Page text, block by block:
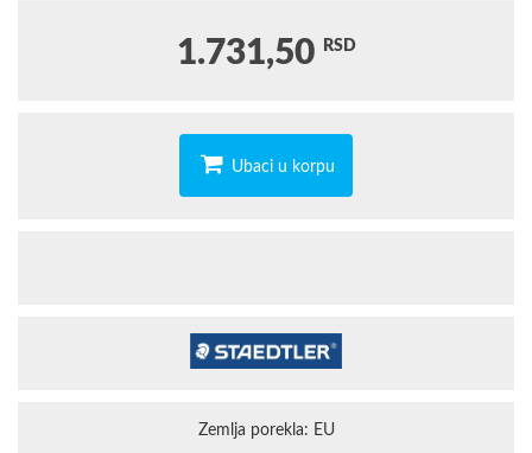
1.731,50 RSD
Ubaci u korpu
Zemlja porekla: EU